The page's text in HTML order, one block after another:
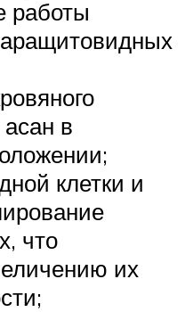
работы
в
клетки и
что
их